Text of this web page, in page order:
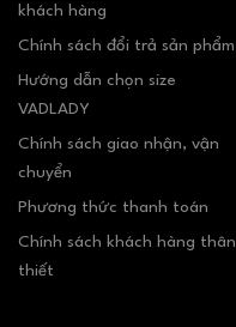
khách hàng
Chính sách đổi trả sản phẩm
Hướng dẫn chọn size
VADLADY
Chính sách giao nhận, vận
chuyển
Phương thức thanh toán
Chính sách khách hàng thân
thiết